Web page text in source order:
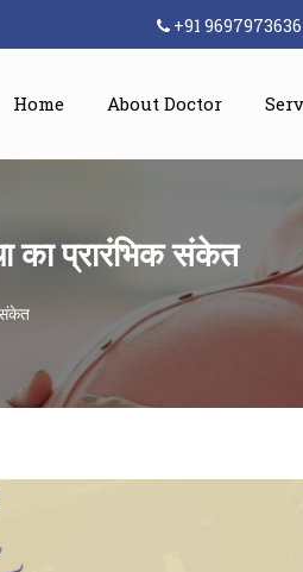
+91 9697973636
Home About Doctor
का प्रारंभिक संकेत
संकेत